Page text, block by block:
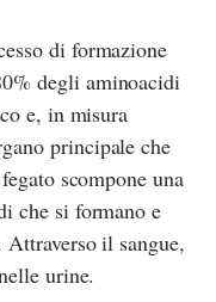
di formazione
degli aminoacidi
e, in misura
principale che
scompone una
che si formano e
il sangue,
urine.